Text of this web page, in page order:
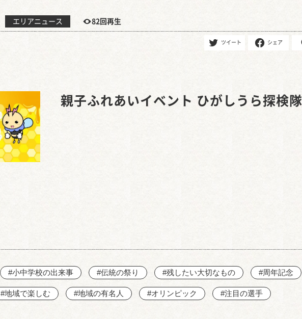
エリアニュース 82回再生
ツイート シェア
親子ふれあいイベント ひがしうら探検隊
#小中学校の出来事 #伝統の祭り #残したい大切なもの #周年記念
#地域で楽しむ #地域の有名人 #オリンピック #注目の選手